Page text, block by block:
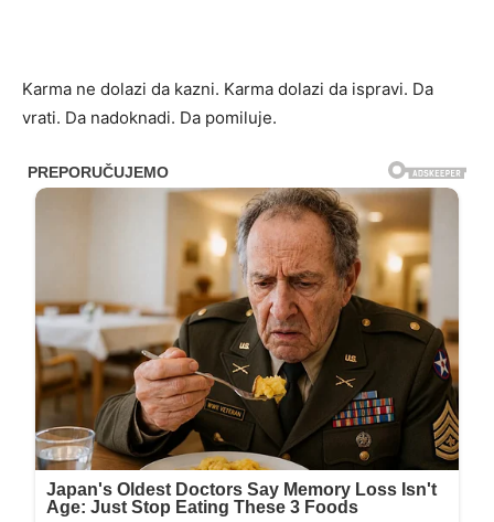
Karma ne dolazi da kazni. Karma dolazi da ispravi. Da
vrati. Da nadoknadi. Da pomiluje.